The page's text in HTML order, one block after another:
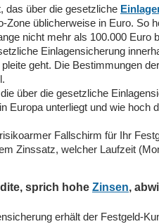
das über die gesetzliche
Zone üblicherweise in Euro.
nicht mehr als 100.000
Einlagensicherung
geht. Die Bestimmungen
über die gesetzliche
Europa unterliegt und wie
Fallschirm für Ihr
Zinssatz, welcher Laufzeit
sprich hohe Zinsen,
erhält der Festgeld-